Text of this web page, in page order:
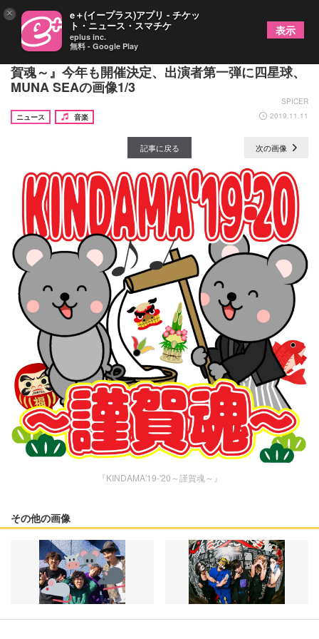
名物年越しライブイベント『KINDAMA'19-'20～謹
賀魂～』今年も開催決定、出演者第一弾に四星球、
MUNA SEAの画像1/3
SPICER
ニュース
音楽 2019.11.11
記事に戻る 次の画像
『KINDAMA'19-'20～謹賀魂～』
その他の画像
× e＋(イープラス)アプリ - チケッ
ト・ニュース・スマチケ
eplus inc.
無料 - Google Play
表示